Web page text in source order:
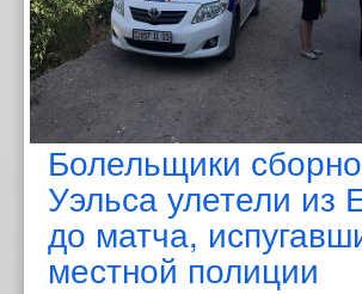
Болельщики
Уэльса улетели из
до матча,
местной полиции